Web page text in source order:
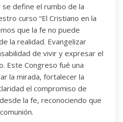
define el rumbo de la
curso “El Cristiano en la
que la fe no puede
la realidad. Evangelizar
de vivir y expresar el
Este Congreso fué una
la mirada, fortalecer la
el compromiso de
la fe, reconociendo que